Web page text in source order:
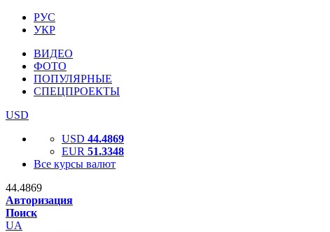
РУС
УКР
ВИДЕО
ФОТО
ПОПУЛЯРНЫЕ
СПЕЦПРОЕКТЫ
USD
USD 44.4869
EUR 51.3348
Все курсы валют
44.4869
Авторизация
Поиск
UA